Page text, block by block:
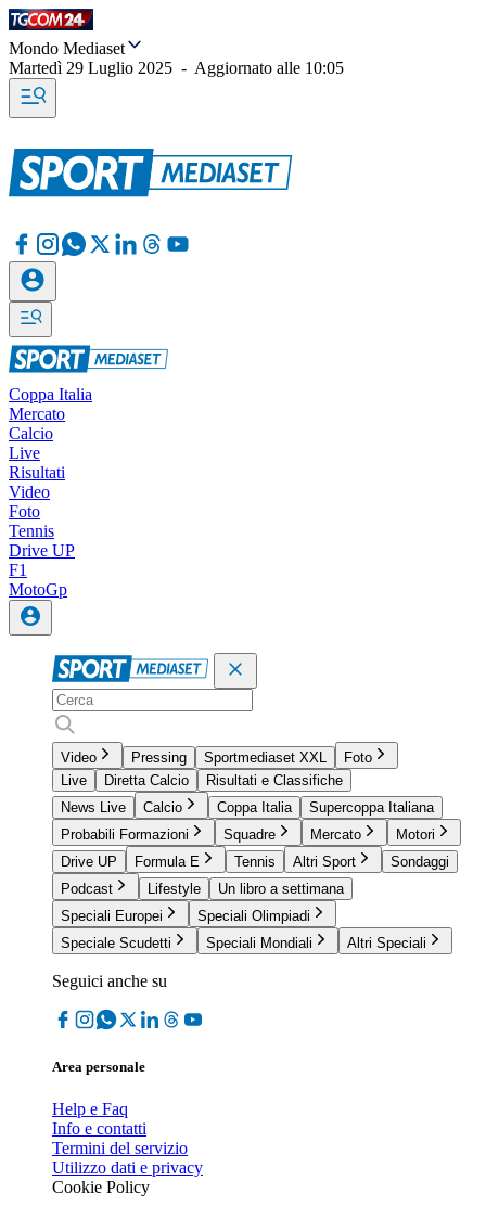
Mondo Mediaset
Martedì 29 Luglio 2025 - Aggiornato alle 10:05
Coppa Italia
Mercato
Calcio
Live
Risultati
Video
Foto
Tennis
Drive UP
F1
MotoGp
Video Pressing Sportmediaset XXL
Foto
Live
Diretta Calcio
Risultati e Classifiche
News Live
Calcio Coppa Italia
Supercoppa Italiana
Probabili Formazioni
Squadre Mercato
Motori
Drive UP
Formula E Tennis Altri Sport
Sondaggi
Podcast
Lifestyle
Un libro a settimana
Speciali Europei
Speciali Olimpiadi
Speciale Scudetti
Speciali Mondiali Altri Speciali
Seguici anche su
Area personale
Help e Faq
Info e contatti
Termini del servizio
Utilizzo dati e privacy
Cookie Policy